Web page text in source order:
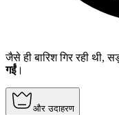
जैसे ही बारिश गिर रही थी,
गईं।
और उदाहरण